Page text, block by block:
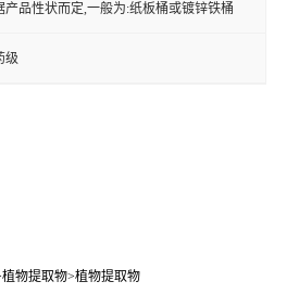
产品性状而定,一般为:纸板桶或镀锌铁桶
级
物提取物>植物提取物